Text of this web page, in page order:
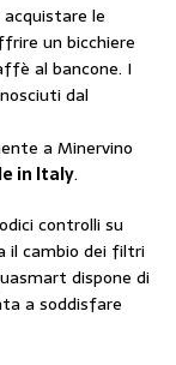
acquistare le
un bicchiere
al bancone. I
dal
a Minervino
in Italy.
controlli su
il cambio dei filtri
dispone di
a soddisfare